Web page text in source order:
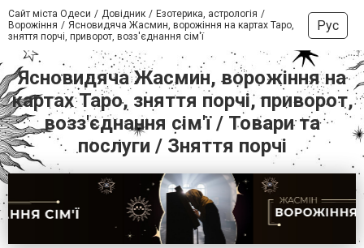
Сайт міста Одеси Довідник
Езотерика, астрологія
Ворожіння
Ясновидяча Жасмин, ворожіння на картах Таро,
зняття порчі, приворот, возз'єднання сім'ї
Рус
Ясновидяча Жасмин, ворожіння на
картах Таро, зняття порчі, приворот,
возз'єднання сім'ї / Товари та
послуги / Зняття порчі